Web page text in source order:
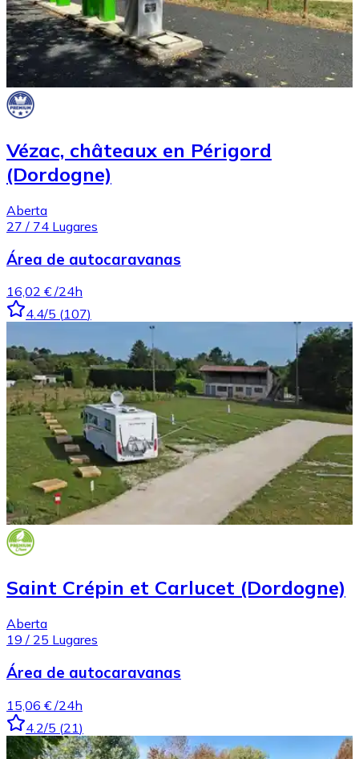
Vézac, châteaux en Périgord
(Dordogne)
Aberta
27 / 74 Lugares
Área de autocaravanas
16,02 € /24h
4.4/5 (107)
Saint Crépin et Carlucet (Dordogne)
Aberta
19 / 25 Lugares
Área de autocaravanas
15,06 € /24h
4.2/5 (21)